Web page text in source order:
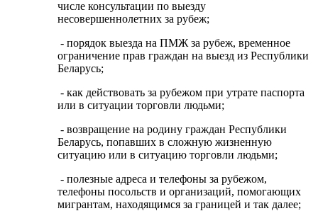
числе консультации по выезду
несовершеннолетних за рубеж;
- порядок выезда на ПМЖ за рубеж, временное
ограничение прав граждан на выезд из Республики
Беларусь;
- как действовать за рубежом при утрате паспорта
или в ситуации торговли людьми;
- возвращение на родину граждан Республики
Беларусь, попавших в сложную жизненную
ситуацию или в ситуацию торговли людьми;
- полезные адреса и телефоны за рубежом,
телефоны посольств и организаций, помогающих
мигрантам, находящимся за границей и так далее;